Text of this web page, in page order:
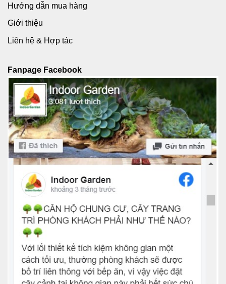
Hướng dẫn mua hàng
Giới thiệu
Liên hệ & Hợp tác
Fanpage Facebook